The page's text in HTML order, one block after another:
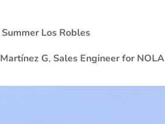
Los Robles
G, Sales Engineer for NOLA